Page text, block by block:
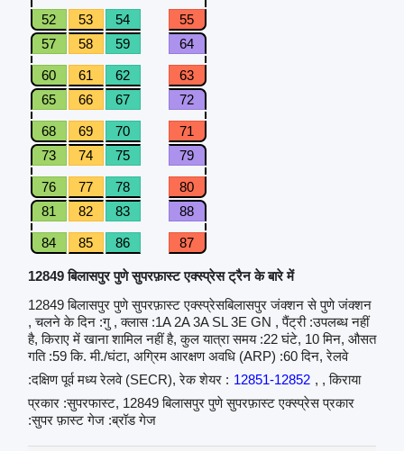
52 53 54
55
57
58 59 64
60 61 62
63
65
66 67 72
68 69 70
71
73
74 75 79
76 77 78
80
81
82 83 88
84 85 86 87
12849 बिलासपुर पुणे सुपरफ़ास्ट एक्स्प्रेस ट्रैन के बारे में
12849 बिलासपुर पुणे सुपरफ़ास्ट एक्स्प्रेसबिलासपुर जंक्शन से पुणे जंक्शन
, चलने के दिन :गु , क्लास :1A 2A 3A SL 3E GN , पैंट्री :उपलब्ध नहीं
है, किराए में खाना शामिल नहीं है, कुल यात्रा समय :22 घंटे, 10 मिन, औसत
गति :59 कि. मी./घंटा, अग्रिम आरक्षण अवधि (ARP) :60 दिन, रेलवे
:दक्षिण पूर्व मध्य रेलवे (SECR), रेक शेयर : 12851-12852 , , किराया
प्रकार :सुपरफास्ट, 12849 बिलासपुर पुणे सुपरफ़ास्ट एक्स्प्रेस प्रकार
:सुपर फ़ास्ट गेज :ब्रॉड गेज